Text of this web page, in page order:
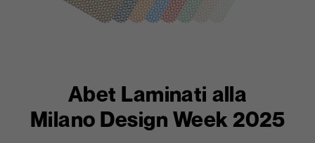
Abet Laminati alla
Milano Design Week 2025